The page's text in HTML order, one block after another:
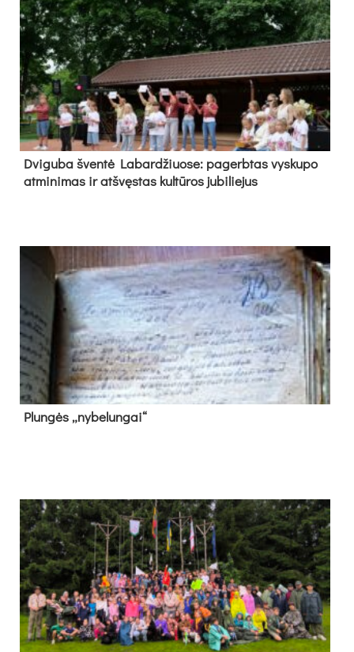
Dvi­gu­ba šven­tė La­bar­džiuo­se: pa­gerb­tas vys­ku­po
at­mi­ni­mas ir at­švęs­tas kul­tū­ros ju­bi­lie­jus
Plun­gės „ny­be­lun­gai“